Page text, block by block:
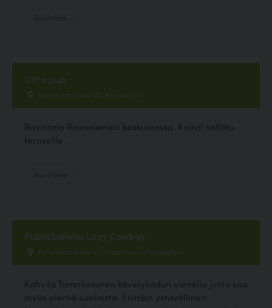
Uitto pub
Maakuntakatu 30, Rovaniemi
Ravintola Rovaniemen keskustassa. Koirat sallittu
terassille.
Pubi&Kahvila Lazy Cowboy
Kuninkaankatu 4, Tammisaari, Raasepori
Kahvila Tammisaaren kävelykadun varrella josta saa
myös pientä suolaista. Erittäin ystävällinen